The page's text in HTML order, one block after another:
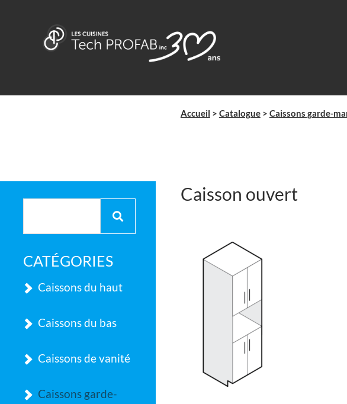
Accueil > Catalogue> Caissons garde-
CATÉGORIES
Caissons du haut
Caissons du bas
Caissons de vanité
Caissons garde-
Caisson ouvert